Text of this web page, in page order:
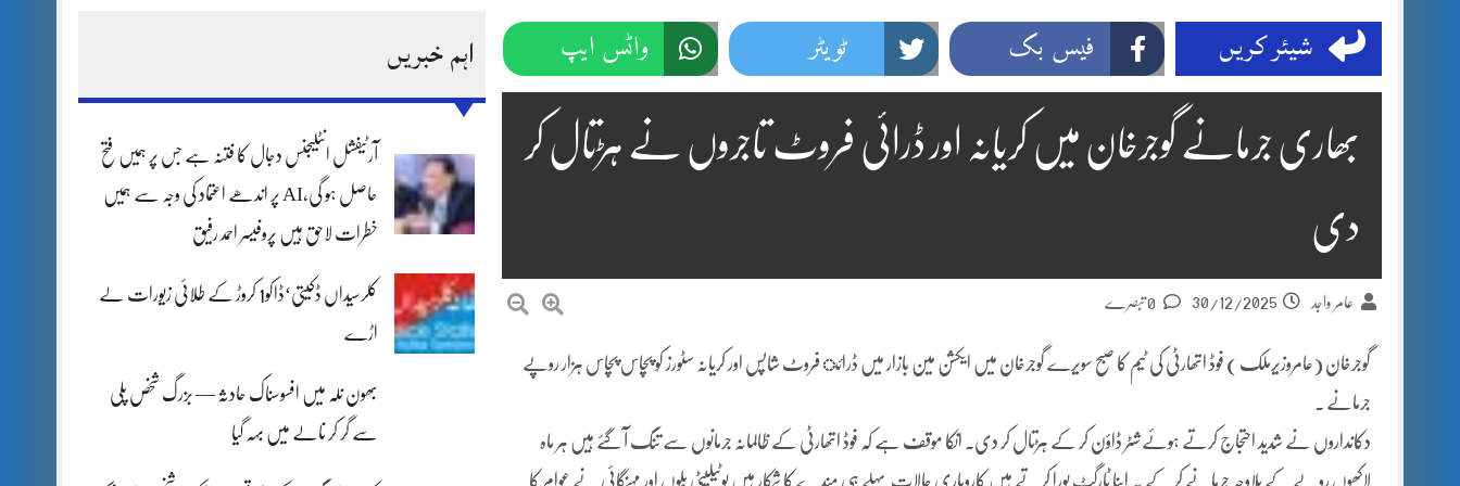
اہم خبریں
آرٹیفشل انٹلیجنس دجال کا فتنہ ہے جس پر ہمیں فتح
حاصل ہو گی،AI پر اندھے اعتماد کی وجہ سے ہمیں
خطرات لاحق ہیں پروفیسر احمد رفیق
کلرسیداں ڈکیتی‘ڈاکو1 کروڑ کے طلائی زیورات لے
اڑے
بھون نلہ میں افسوسناک حادثہ — بزرگ شخص پلی
سے گر کر نالے میں بہہ گیا
شیئر کریں فیس بک ٹویٹر واٹس ایپ
بھاری جرمانے گوجرخان میں کریانہ اور ڈرائی فروٹ تاجروں نے ہڑتال کر
دی
عامر واجد 30/12/2025
گوجرخان (عامروزیرملک ) فوڈ اتھارٹی کی ٹیم کا صبح سویرے گوجرخان میں ایکشن مین بازار میں ڈرائ فروٹ شاپس اور کریانہ سٹورز کو پچاس پچاس ہزار روپے
جرمانے ۔
دکانداروں نے شدید احتجاج کرتے ہوئے شٹر ڈاؤن کر کے ہڑتال کر دی۔ انکا موقف ہے کہ فوڈ اتھارٹی کے ظالمانہ جرمانوں سے تنگ آ گئے ہیں ہر ماہ
لاکھوں روپے کے بلاوجہ جرمانے کر کے یہ اپنا ٹارگٹ پورا کرتے ہیں کاروباری حالات پہلے ہی مندے کا شکار ہیں یوٹیلیٹی بلوں اور مہنگائی نے عوام کا